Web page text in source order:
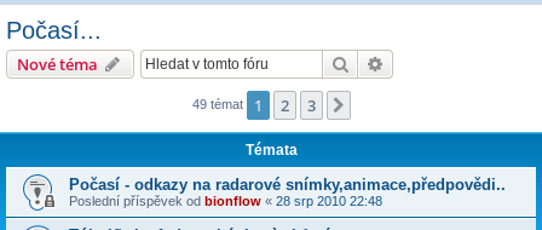
Počasí...
Nové téma Hledat
49 témat 1 2 3
Témata
Počasí - odkazy na radarové snímky,animace,předpovědi..
Poslední příspěvek od bionflow « 28 srp 2010 22:48